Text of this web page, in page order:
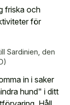
friska och
för
Sardinien, den
in i saker
hund" i ditt